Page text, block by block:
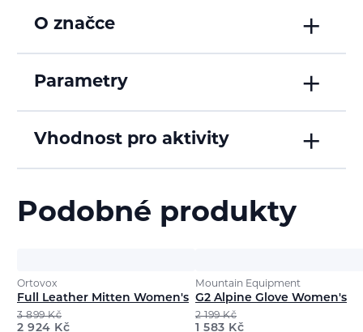
O značce
Parametry
Vhodnost pro aktivity
Podobné produkty
Ortovox
Full Leather Mitten Women's
3 899Kč
2 924 Kč
Mountain Equipment
G2 Alpine Glove Women's
2 199Kč
1 583 Kč